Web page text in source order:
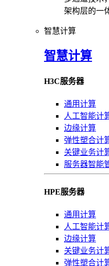
架构层的一
智慧计算
智慧计算
H3C服务器
通用计算
人工智能计
边缘计算
弹性塑合计
关键业务计
服务器智能
HPE服务器
通用计算
人工智能计
边缘计算
关键业务计
弹性塑合计